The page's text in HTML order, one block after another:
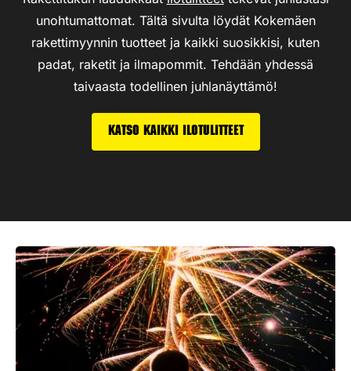
unohtumattomat. Tältä sivulta löydät Kokemäen
rakettimyynnin tuotteet ja kaikki suosikkisi, kuten
padat, raketit ja ilmapommit. Tehdään yhdessä
taivaasta todellinen juhlanäyttämö!
Katso kaikki ilotulitteet